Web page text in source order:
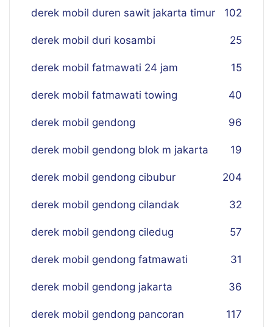
derek mobil duren sawit jakarta timur 102
derek mobil duri kosambi 25
derek mobil fatmawati 24 jam 15
derek mobil fatmawati towing 40
derek mobil gendong 96
derek mobil gendong blok m jakarta 19
derek mobil gendong cibubur 204
derek mobil gendong cilandak 32
derek mobil gendong ciledug 57
derek mobil gendong fatmawati 31
derek mobil gendong jakarta 36
derek mobil gendong pancoran 117